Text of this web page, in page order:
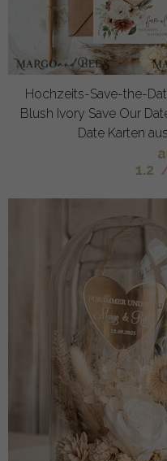
Hochzeits-Save-the-
Blush Ivory Save Our
Date Karten
1.2